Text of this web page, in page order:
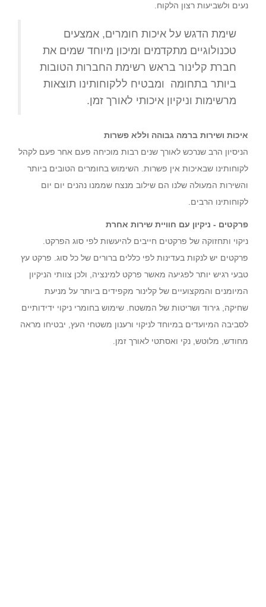
נעים ולשביעות רצון הלקוח.
שימת הדגש על איכות חומרים, אמצעים
טכנולוגיים מתקדמים ומיכון מיוחד שמים את
חברת קלינור בראש רשימת החברות הטובות
ביותר בתחומה ומבטיח ללקוחותינו תוצאות
מרשימות וניקיון איכותי לאורך זמן.
איכות ושירות ברמה גבוהה וללא פשרות
הניסיון הרב שנרכש לאורך שנים רבות מוכיחה פעם אחר פעם לקהל
לקוחותינו שבאיכות אין פשרות. השימוש בחומרים הטובים ביותר
והשירות המעולה שלנו הם שילוב מנצח שממנו נהנים יום יום
לקוחותינו הרבים.
פרקטים - ניקיון עם חוויית שירות אחרת
ניקוי ותחזוקה של פרקטים חייבים להיעשות לפי סוג הפרקט.
פרקטים יש לנקות בעדינות לפי כללים ברורים של כל סוג. פרקט עץ
טבעי רגיש יותר לפגיעה מאשר פרקט למינציה, ולכן צוותי הניקיון
המיומנים והמקצועיים של קלינור מקפידים ביותר על מניעת
שחיקה, גירוד ושריטות של המשטח. שימוש בחומרי ניקוי ידידותיים
לסביבה המיועדים במיוחד לניקוי ורענון משטחי העץ, יבטיחו מראה
מחודש, מלוטש, נקי ואסתטי לאורך זמן.